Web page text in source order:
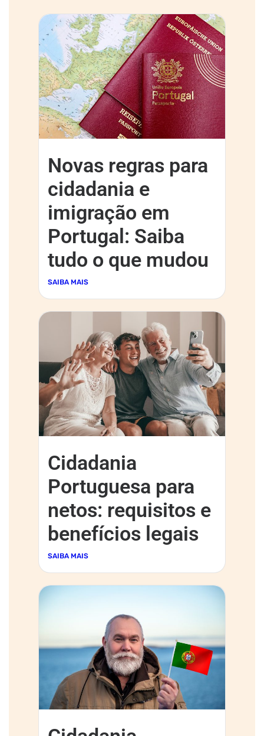
Novas regras para
cidadania e
imigração em
Portugal: Saiba
tudo o que mudou
SAIBA MAIS
Cidadania
Portuguesa para
netos: requisitos e
benefícios legais
SAIBA MAIS